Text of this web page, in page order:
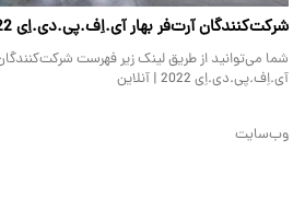
شرکت‌کنندگان آرت‌فر بهار آی.اِف.پی.دی.اِی 2022 | آنلاین
شما می‌توانید از طریق لینک زیر فهرست
آی.اِف.پی.دی.اِی 2022 | آنلاین
وب‌سایت